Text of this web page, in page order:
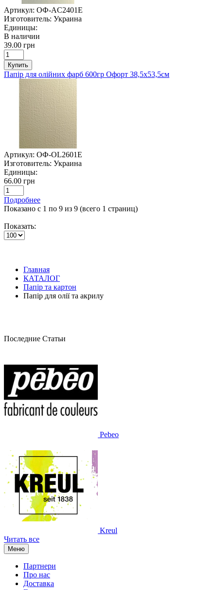
Артикул: ОФ-AC2401E
Изготовитель: Украина
Единицы:
В наличии
39.00 грн
Купить
Папір для олійних фарб 600гр Офорт 38,5х53,5см
Артикул: ОФ-OL2601E
Изготовитель: Украина
Единицы:
66.00 грн
Подробнее
Показано с 1 по 9 из 9 (всего 1 страниц)
Показать:
Главная
КАТАЛОГ
Папір та картон
Папір для олії та акрилу
Последние Статьи
Pebeo
Kreul
Читать все
Меню
Партнери
Про нас
Доставка